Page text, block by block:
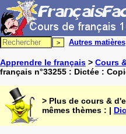
Autres matières
Apprendre le français > Cours
français n°33255 : Dictée :
> Plus de cours &
mêmes thèmes : |